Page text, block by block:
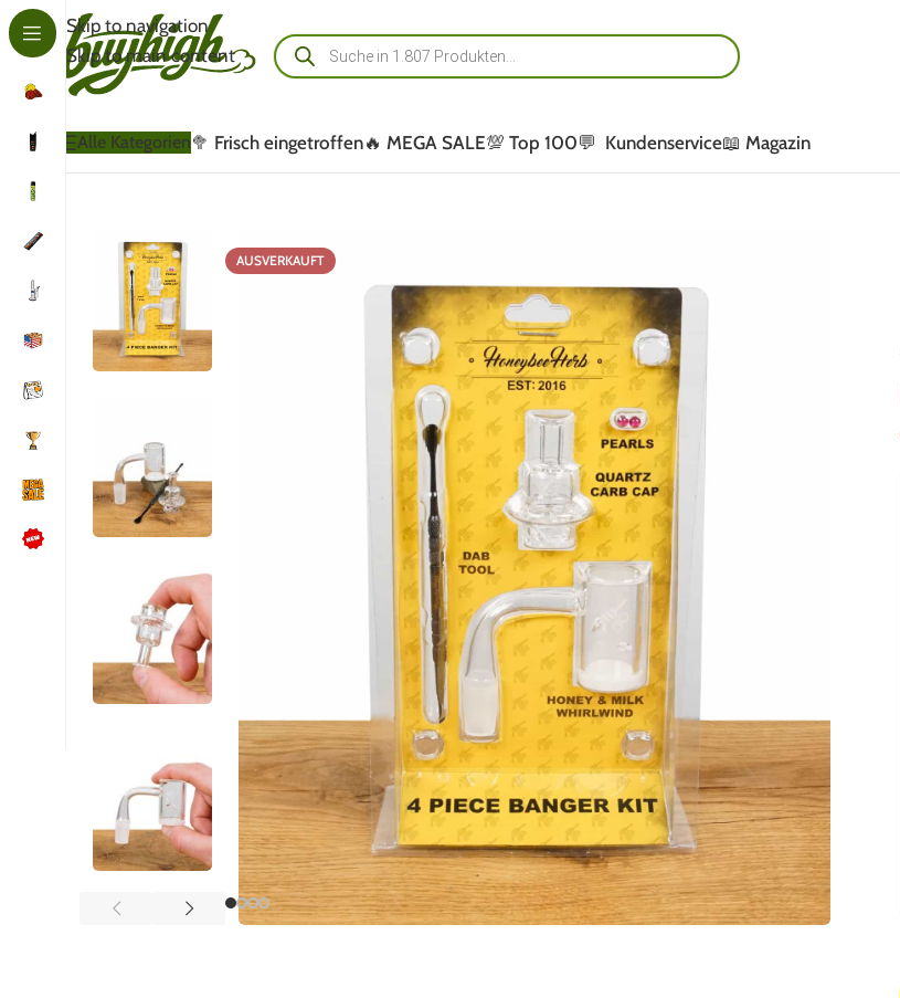
Skip to navigation
Skip to main content
Kundenbewertungen lesen
Schreib uns auf WhatsApp
Kundenservice kontaktieren
Alle Kategorien🥦 Frisch eingetroffen🔥 MEGA SALE💯 Top 100💬 Kundenservice📖 Magazin
AUSVERKAUFT